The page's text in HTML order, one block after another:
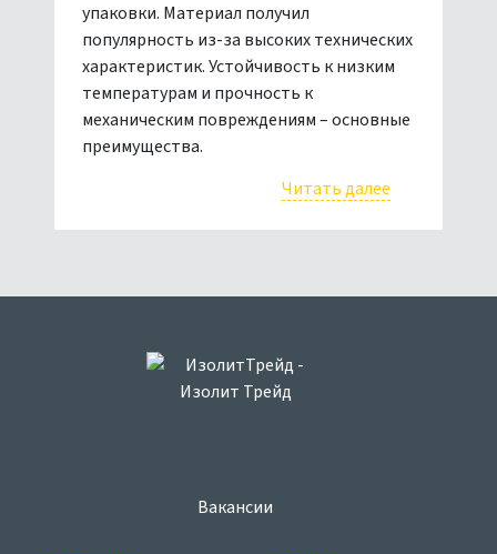
упаковки. Материал получил
популярность из-за высоких технических
характеристик. Устойчивость к низким
температурам и прочность к
механическим повреждениям – основные
преимущества.
Читать далее
Вакансии